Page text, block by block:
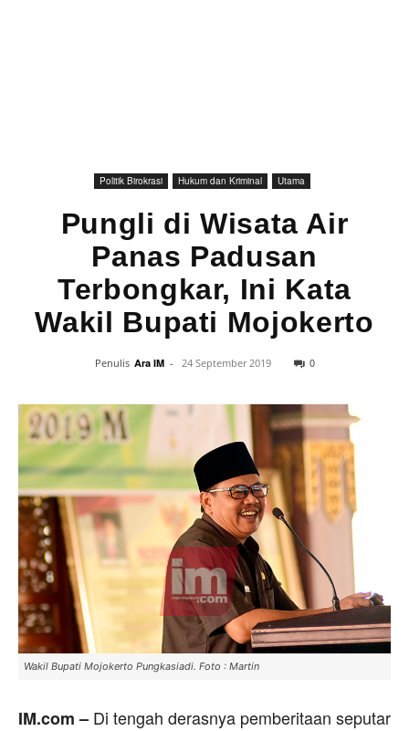
Politik Birokrasi Hukum dan Kriminal Utama
Pungli di Wisata Air
Panas Padusan
Terbongkar, Ini Kata
Wakil Bupati Mojokerto
Penulis Ara IM - 24 September 2019 0
Wakil Bupati Mojokerto Pungkasiadi. Foto : Martin
IM.com – Di tengah derasnya pemberitaan seputar